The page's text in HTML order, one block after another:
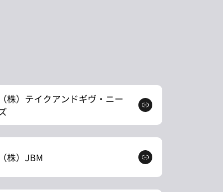
株）テイクアンドギヴ・ニー
株）JBM